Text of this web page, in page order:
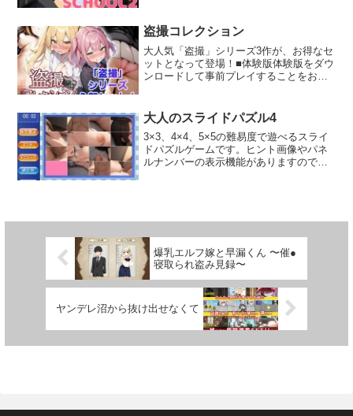
ロ恥辱，羞恥，和姦，露出，授業，合
宿，無様エロ，掃除機，疑似産卵など
【その他】このゲームはRPGツクールMZ
で制作しております。製品版に体験版の
セーブデータは引き継ぐ事ができませ
も増してゲーム性…
盗撮コレクション
大人気「盗撮」シリーズ3作が、お得なセ
ットとなって登場！■体験版体験版をダウ
ンロードして事前プレイすることをお勧
の引継ぎが可能です。■ゲームシステム臨
場感のある盗撮コマンドゲーム！まずは
パンツが見えるまで近づこう！見えたら
パンツを脱がし、しごいてぶっかけ！撮
影をすれば、いつでもアルバムから閲覧
経験値を溜めるとレベルが上がり、さら
に高度なエロスキルを使えるようにな
る！スキルを使いこなし、より難しいヒ
ロインを撮影しよう！■女の子との日常イ
ベントヒロインは盗撮するだけでなく、
日常会話をして仲良くなることもでき
る！親密度が上がると、盗撮の被害にあ
っていることを主人公に打ち明けてくれ
大人のスライドパズル4
3×3、4×4、5×5の難易度で遊べるスライ
ドパズルゲームです。ヒント画像やパネ
ルナンバーの表示機能がありますので、
数が記録されますので、パズルが好きな
方にはやり込んで頂けます。
爆乳エルフ嫁と早漏くん 〜催●
寝取られ盗み見録〜
ヤンデレ沼から抜け出せなくて